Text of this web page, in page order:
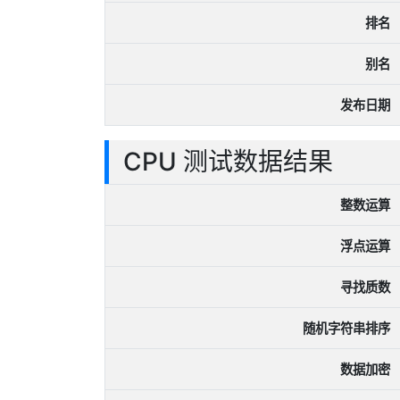
排名
别名
发布日期
CPU 测试数据结果
整数运算
浮点运算
寻找质数
随机字符串排序
数据加密